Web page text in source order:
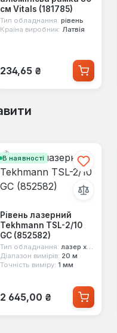
см Vitals (181785)
Тип обладнання: рівень
Країна виробник: Латвія
Звичайна ціна:
234,65 ₴
В наявності
Рівень лазерний
Tekhmann TSL-2/10
GC (852582)
Тип обладнання: лазер хрестоподібний
Діапазон вимірів: 20 м
Точність виміру: 1 мм
Звичайна ціна:
2 645,00 ₴